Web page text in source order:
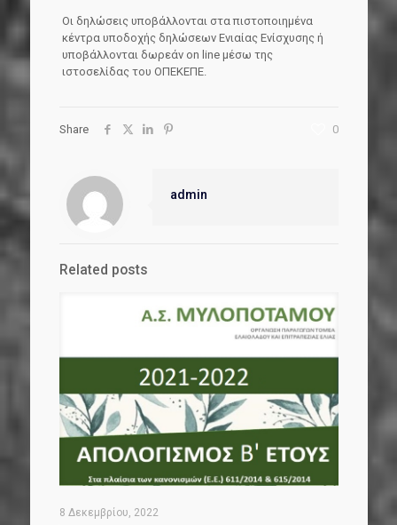
Οι δηλώσεις υποβάλλονται στα πιστοποιημένα
κέντρα υποδοχής δηλώσεων Ενιαίας Ενίσχυσης ή
υποβάλλονται δωρεάν on line μέσω της
ιστοσελίδας του ΟΠΕΚΕΠΕ.
Share 0
admin
Related posts
8 Δεκεμβρίου, 2022